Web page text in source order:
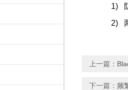
1)
2)
上一篇：
下一篇： 频